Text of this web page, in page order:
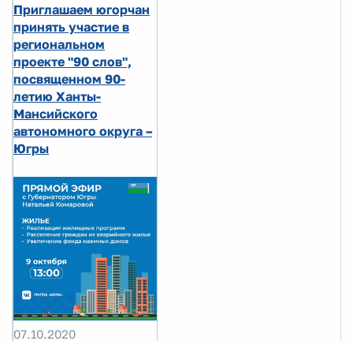
Приглашаем югорчан
принять участие в
региональном
проекте "90 слов",
посвященном 90-
летию Ханты-
Мансийского
автономного округа –
Югры
07.10.2020